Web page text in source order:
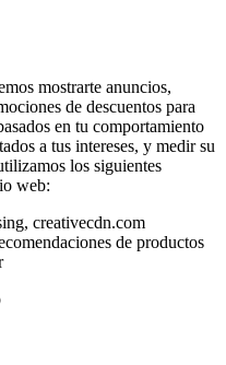
mostrarte anuncios,
de descuentos para
en tu comportamiento
a tus intereses, y medir su
los siguientes
web:
creativecdn.com
de productos